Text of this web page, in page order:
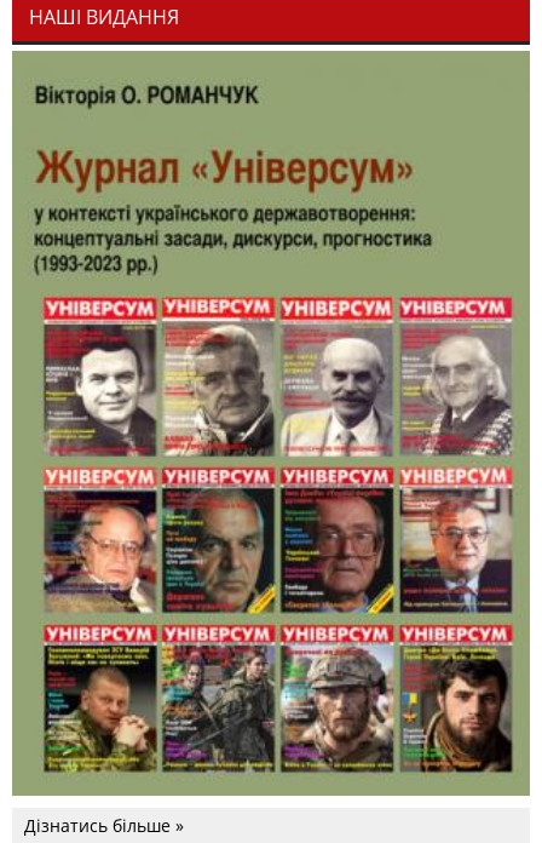
НАШІ ВИДАННЯ
Дізнатись більше »